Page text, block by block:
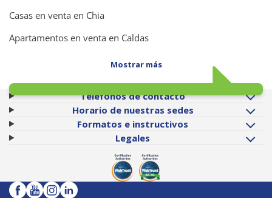
Casas en venta en Chia
Apartamentos en venta en Caldas
Mostrar más
Teléfonos de contacto
Horario de nuestras sedes
Formatos e instructivos
Legales